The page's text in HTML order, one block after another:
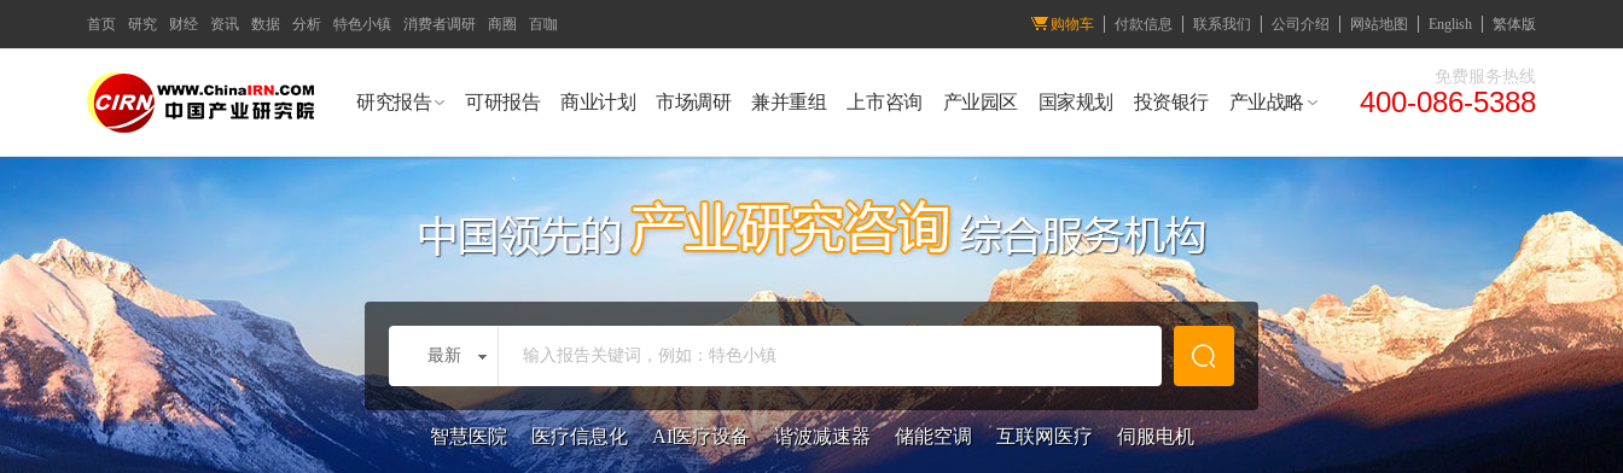
首页 研究 财经 资讯 数据 分析 特色小镇 消费者调研 商圈 百咖 购物车 付款信息 联系我们 公司介绍 网站地图 English 繁体版
研究报告 可研报告 商业计划 市场调研 兼并重组 上市咨询 产业园区 国家规划 投资银行 产业战略
免费服务热线
400-086-5388
输入报告关键词，例如：特色小镇
最新
智慧医院 医疗信息化 AI医疗设备 谐波减速器 储能空调 互联网医疗 伺服电机